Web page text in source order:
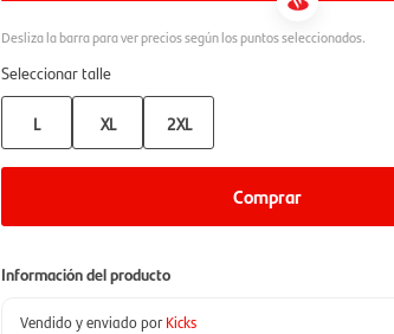
Seleccionar talle
L XL 2XL
Comprar
Información del producto
Vendido y enviado por Kicks